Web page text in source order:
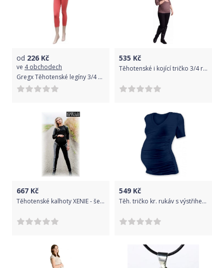
od 226 Kč
ve 4 obchodech
Gregx Těhotenské legíny 3/4 délka - korálová
535 Kč
Těhotenské i kojící tričko 3/4 rukáv - PŘEKLÁDANÉ světle hnědé velikost L/XL
667 Kč
Těhotenské kalhoty XENIE - šedé/grafit, Velikosti těh. moda M (38)
549 Kč
Těh. tričko kr. rukáv s výstřihem do V - jeans, Velikosti těh. moda S/M